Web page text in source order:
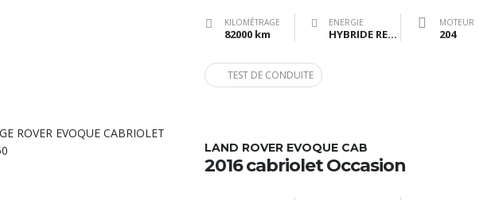
KILOMÉTRAGE
82000 km
ENERGIE
HYBRIDE RECHARGEABLE
MOTEUR
204
TEST DE CONDUITE
LAND ROVER EVOQUE CAB
2016 cabriolet Occasion